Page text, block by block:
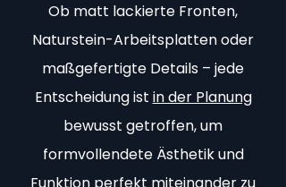
Ob matt lackierte Fronten,
Naturstein-Arbeitsplatten oder
maßgefertigte Details – jede
Entscheidung ist in der Planung
bewusst getroffen, um
formvollendete Ästhetik und